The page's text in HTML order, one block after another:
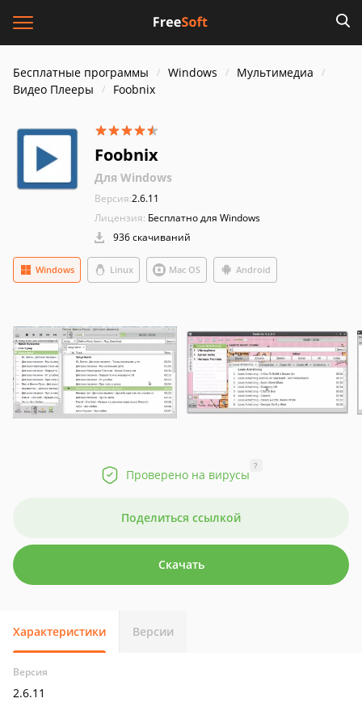
Бесплатные программы Windows
Мультимедиа
Видео Плееры
Foobnix
Foobnix
Для Windows
Версия:2.6.11
Лицензия: Бесплатно для Windows
936 скачиваний
Windows Linux Mac OS Android
Проверено на вирусы
?
Поделиться ссылкой
Скачать
Характеристики Версии
Версия
2.6.11